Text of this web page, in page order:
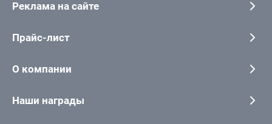
Реклама на сайте
Прайс-лист
О компании
Наши награды